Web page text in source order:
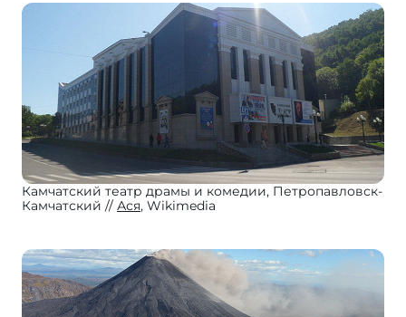
Камчатский театр драмы и комедии, Петропавловск-
Камчатский
Ася, Wikimedia